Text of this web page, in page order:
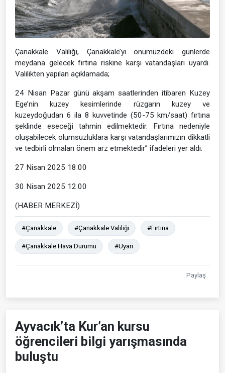
Çanakkale Valiliği, Çanakkale’yi önümüzdeki günlerde
meydana gelecek fırtına riskine karşı vatandaşları uyardı.
Valilikten yapılan açıklamada;
24 Nisan Pazar günü akşam saatlerinden itibaren Kuzey
Ege’nin kuzey kesimlerinde rüzgarın kuzey ve
kuzeydoğudan 6 ila 8 kuvvetinde (50-75 km/saat) fırtına
şeklinde eseceği tahmin edilmektedir. Fırtına nedeniyle
oluşabilecek olumsuzluklara karşı vatandaşlarımızın dikkatli
ve tedbirli olmaları önem arz etmektedir” ifadeleri yer aldı.
27 Nisan 2025 18.00
30 Nisan 2025 12.00
(HABER MERKEZİ)
#Çanakkale #Çanakkale Valiliği #Fırtına
#Çanakkale Hava Durumu #Uyarı
Paylaş
Ayvacık’ta Kur’an kursu
öğrencileri bilgi yarışmasında
buluştu